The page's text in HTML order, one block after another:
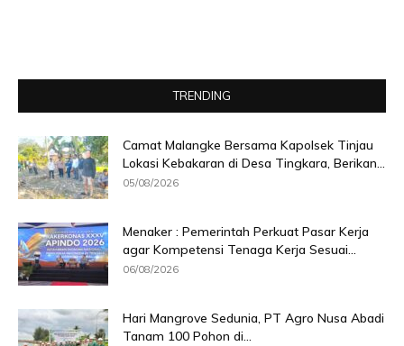
TRENDING
Camat Malangke Bersama Kapolsek Tinjau
Lokasi Kebakaran di Desa Tingkara, Berikan...
05/08/2026
Menaker : Pemerintah Perkuat Pasar Kerja
agar Kompetensi Tenaga Kerja Sesuai...
06/08/2026
Hari Mangrove Sedunia, PT Agro Nusa Abadi
Tanam 100 Pohon di...